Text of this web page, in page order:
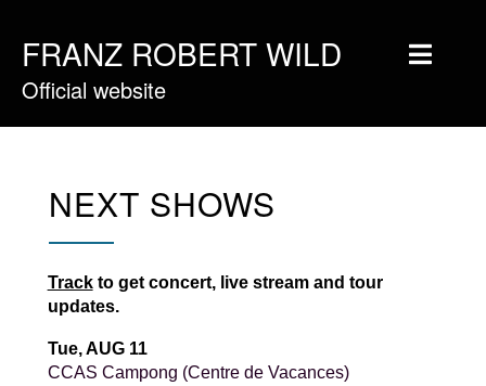
FRANZ ROBERT WILD
Official website
Home
Vidéos
Tournée
Blog
Boutique
Newsletter
NEXT SHOWS
Trackto get concert, live stream and tour
updates.
Tue, AUG 11
CCAS Campong (Centre de Vacances)